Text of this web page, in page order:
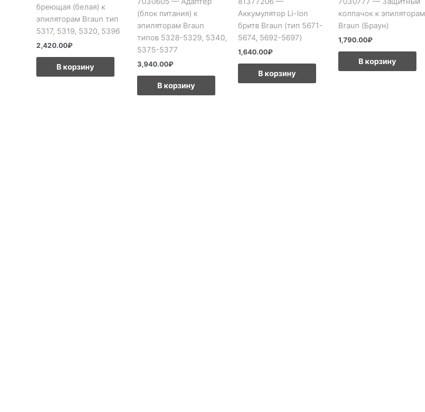
бреющая (белая) к
эпиляторам Braun тип
5317, 5319, 5320, 5396
2,420.00₽
В корзину
(блок питания) к
эпиляторам Braun
типов 5328-5329, 5340,
5375-5377
3,940.00₽
В корзину
Аккумулятор Li-Ion
бритв Braun (тип 5671-
5674, 5692-5697)
1,640.00₽
В корзину
колпачок к эпиляторам
Braun (Браун)
1,790.00₽
В корзину